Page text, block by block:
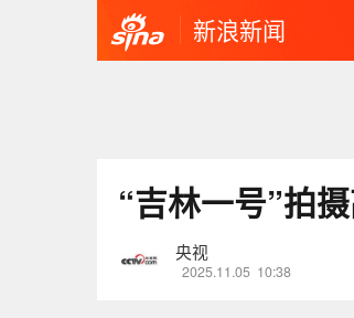
新浪新闻
“吉林一号”拍
央视
2025.11.05 10:38